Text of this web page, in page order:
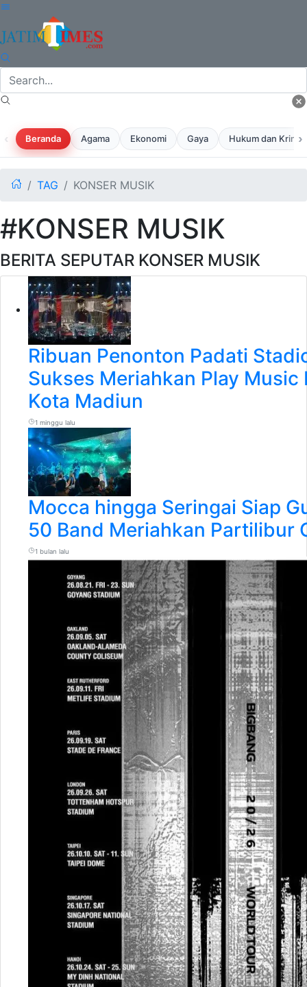
‹ Beranda Agama Ekonomi Gaya Hukum dan ›
TAG KONSER MUSIK
#KONSER MUSIK
BERITA SEPUTAR KONSER MUSIK
Ribuan Penonton Padati
Sukses Meriahkan Play Music
Kota Madiun
1 minggu lalu
Mocca hingga Seringai Siap
50 Band Meriahkan Partilibur
1 bulan lalu